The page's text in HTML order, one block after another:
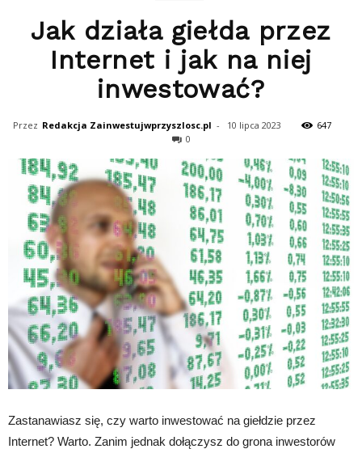
Jak działa giełda przez
Internet i jak na niej
inwestować?
Przez Redakcja Zainwestujwprzyszlosc.pl - 10 lipca 2023
647
0
Zastanawiasz się, czy warto inwestować na giełdzie przez
Internet? Warto. Zanim jednak dołączysz do grona inwestorów